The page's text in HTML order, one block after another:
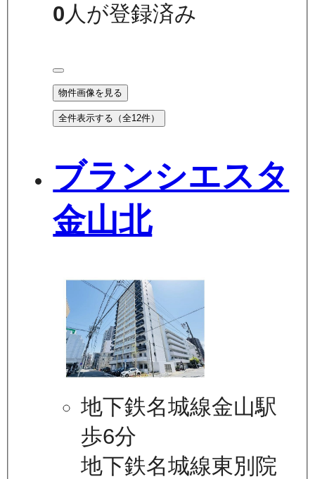
0人が登録済み
物件画像を見る
全件表示する（全12件）
ブランシエスタ
金山北
地下鉄名城線金山駅
歩6分
地下鉄名城線東別院